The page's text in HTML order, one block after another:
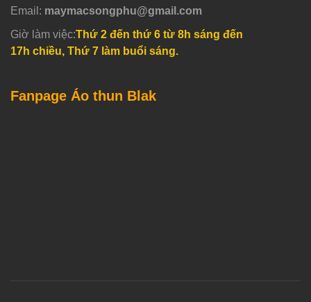
Email: maymacsongphu@gmail.com
Giờ làm việc:Thứ 2 đến thứ 6 từ 8h sáng đến
17h chiều, Thứ 7 làm buổi sáng.
Fanpage Áo thun Blak